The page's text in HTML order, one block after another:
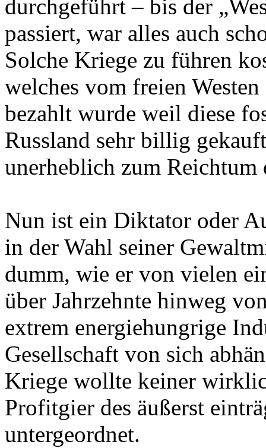
durchgeführt – bis der
passiert, war alles auch
Solche Kriege zu führen
welches vom freien
bezahlt wurde weil diese
Russland sehr billig
unerheblich zum Reichtum
Nun ist ein Diktator oder
in der Wahl seiner
dumm, wie er von vielen
über Jahrzehnte hinweg
extrem energiehungrige
Gesellschaft von sich
Kriege wollte keiner
Profitgier des äußerst
untergeordnet.